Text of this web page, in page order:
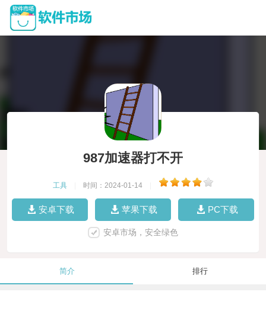
987加速器打不开
工具 时间：2024-01-14
安卓下载 苹果下载 PC下载
安卓市场，安全绿色
简介 排行